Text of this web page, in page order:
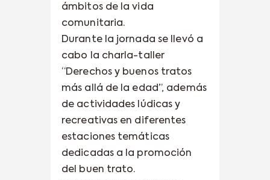
ámbitos de la vida
comunitaria.
Durante la jornada se llevó a
cabo la charla-taller
“Derechos y buenos tratos
más allá de la edad”, además
de actividades lúdicas y
recreativas en diferentes
estaciones temáticas
dedicadas a la promoción
del buen trato.